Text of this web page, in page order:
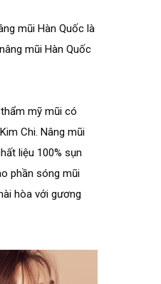
mũi Hàn Quốc là
mũi Hàn Quốc
mỹ mũi có
Chi. Nâng mũi
liệu 100% sụn
phần sóng mũi
hòa với gương